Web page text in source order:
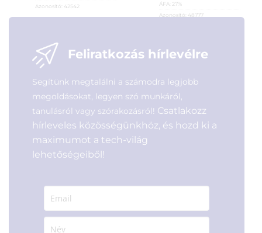
Azonosító: 42542
ÁFA: 27%
Azonosító: 48777
Feliratkozás hírlevélre
Segítünk megtalálni a számodra legjobb
megoldásokat, legyen szó munkáról,
tanulásról vagy szórakozásról! Csatlakozz
hírleveles közösségünkhöz, és hozd ki a
maximumot a tech-világ
lehetőségeiből!